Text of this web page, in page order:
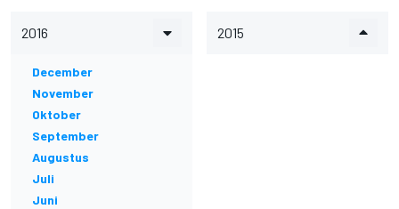
2016
December
November
Oktober
September
Augustus
Juli
Juni
2015